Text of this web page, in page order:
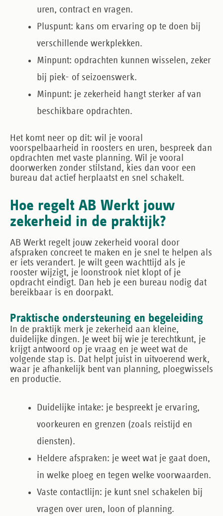
uren, contract en vragen.
Pluspunt: kans om ervaring op te doen bij
verschillende werkplekken.
Minpunt: opdrachten kunnen wisselen, zeker
bij piek- of seizoenswerk.
Minpunt: je zekerheid hangt sterker af van
beschikbare opdrachten.
Het komt neer op dit: wil je vooral
voorspelbaarheid in roosters en uren, bespreek dan
opdrachten met vaste planning. Wil je vooral
doorwerken zonder stilstand, kies dan voor een
bureau dat actief herplaatst en snel schakelt.
Hoe regelt AB Werkt jouw
zekerheid in de praktijk?
AB Werkt regelt jouw zekerheid vooral door
afspraken concreet te maken en je snel te helpen als
er iets verandert. Je wilt geen wachttijd als je
rooster wijzigt, je loonstrook niet klopt of je
opdracht eindigt. Dan heb je een bureau nodig dat
bereikbaar is en doorpakt.
Praktische ondersteuning en begeleiding
In de praktijk merk je zekerheid aan kleine,
duidelijke dingen. Je weet bij wie je terechtkunt, je
krijgt antwoord op je vraag en je weet wat de
volgende stap is. Dat helpt juist in uitvoerend werk,
waar je afhankelijk bent van planning, ploegwissels
en productie.
Duidelijke intake: je bespreekt je ervaring,
voorkeuren en grenzen (zoals reistijd en
diensten).
Heldere afspraken: je weet wat je gaat doen,
in welke ploeg en tegen welke voorwaarden.
Vaste contactlijn: je kunt snel schakelen bij
vragen over uren, loon of planning.